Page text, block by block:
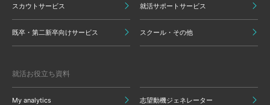
スカウトサービス 就活サポートサービス
既卒・第二新卒向けサービス スクール・その他
就活お役立ち資料
My analytics 志望動機ジェネレーター